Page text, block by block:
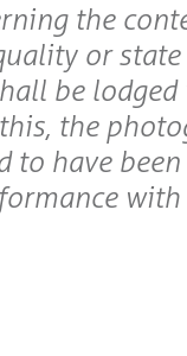
the
or
be
the
to have